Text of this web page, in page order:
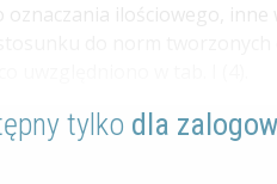
ilościowego, inne
tylko dla